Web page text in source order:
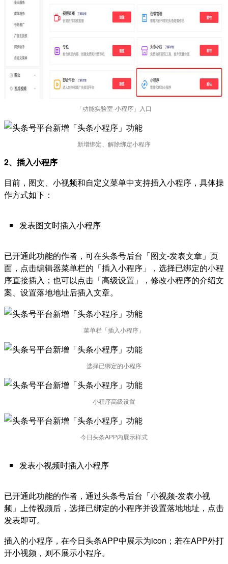
「功能实验室-小程序」入口
新增绑定、解除绑定小程序
2、插入小程序
目前，图文、小视频和自定义菜单中支持插入小程序，具体操
作方式如下：
发表图文时插入小程序
已开通此功能的作者，可在头条号后台「图文-发表文章」页
面，点击编辑器菜单栏的「插入小程序」，选择已绑定的小程
序直接插入；也可以点击「高级设置」，修改小程序的介绍文
案、设置落地地址后插入文章。
菜单栏「插入小程序」
选择已绑定的小程序
小程序高级设置
今日头条APP内展示样式
发表小视频时插入小程序
已开通此功能的作者，通过头条号后台「小视频-发表小视
频」上传视频后，选择已绑定的小程序并设置落地地址，点击
发表即可。
插入的小程序，在今日头条APP中展示为icon；若在APP外打
开小视频，则不展示小程序。